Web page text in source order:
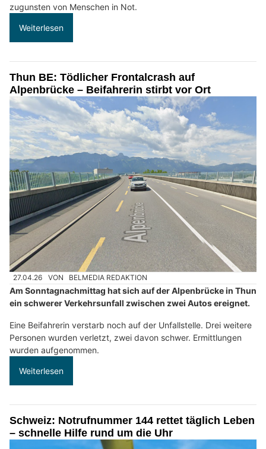
zugunsten von Menschen in Not.
Weiterlesen
Thun BE: Tödlicher Frontalcrash auf
Alpenbrücke – Beifahrerin stirbt vor Ort
27.04.26 VON BELMEDIA REDAKTION
Am Sonntagnachmittag hat sich auf der Alpenbrücke in Thun
ein schwerer Verkehrsunfall zwischen zwei Autos ereignet.
Eine Beifahrerin verstarb noch auf der Unfallstelle. Drei weitere
Personen wurden verletzt, zwei davon schwer. Ermittlungen
wurden aufgenommen.
Weiterlesen
Schweiz: Notrufnummer 144 rettet täglich Leben
– schnelle Hilfe rund um die Uhr